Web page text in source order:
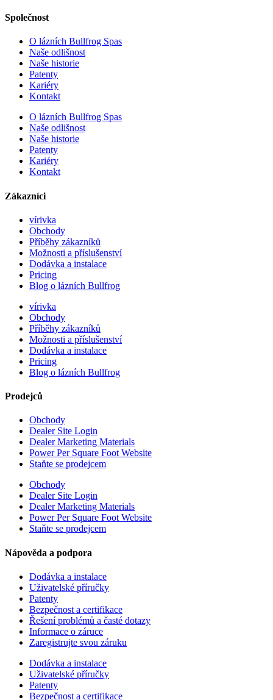
Společnost
O lázních Bullfrog Spas
Naše odlišnost
Naše historie
Patenty
Kariéry
Kontakt
O lázních Bullfrog Spas
Naše odlišnost
Naše historie
Patenty
Kariéry
Kontakt
Zákazníci
vírivka
Obchody
Příběhy zákazníků
Možnosti a příslušenství
Dodávka a instalace
Pricing
Blog o lázních Bullfrog
vírivka
Obchody
Příběhy zákazníků
Možnosti a příslušenství
Dodávka a instalace
Pricing
Blog o lázních Bullfrog
Prodejců
Obchody
Dealer Site Login
Dealer Marketing Materials
Power Per Square Foot Website
Staňte se prodejcem
Obchody
Dealer Site Login
Dealer Marketing Materials
Power Per Square Foot Website
Staňte se prodejcem
Nápověda a podpora
Dodávka a instalace
Uživatelské příručky
Patenty
Bezpečnost a certifikace
Řešení problémů a časté dotazy
Informace o záruce
Zaregistrujte svou záruku
Dodávka a instalace
Uživatelské příručky
Patenty
Bezpečnost a certifikace